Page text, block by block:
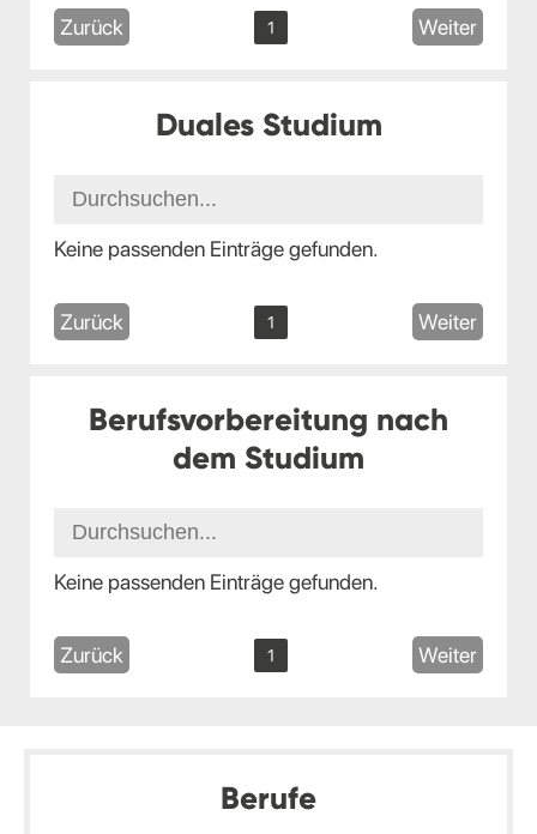
Zurück 1 Weiter
Duales Studium
Keine passenden Einträge gefunden.
Zurück 1 Weiter
Berufsvorbereitung nach
dem Studium
Keine passenden Einträge gefunden.
Zurück 1 Weiter
Berufe